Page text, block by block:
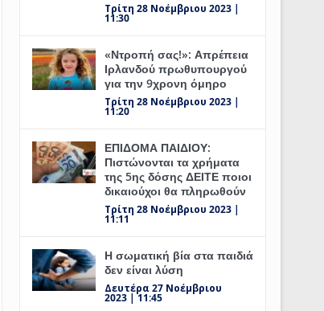
Τρίτη 28 Νοέμβριου 2023 |
11:30
«Ντροπή σας!»: Απρέπεια
Ιρλανδού πρωθυπουργού
για την 9χρονη όμηρο
Τρίτη 28 Νοέμβριου 2023 |
11:20
ΕΠΙΔΟΜΑ ΠΑΙΔΙΟΥ:
Πιστώνονται τα χρήματα
της 5ης δόσης ΔΕΙΤΕ ποιοι
δικαιούχοι θα πληρωθούν
Τρίτη 28 Νοέμβριου 2023 |
11:11
Η σωματική βία στα παιδιά
δεν είναι λύση
Δευτέρα 27 Νοέμβριου
2023 | 11:45